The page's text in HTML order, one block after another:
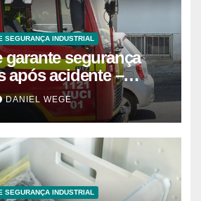
SEGURANÇA INDUSTRIAL
garante segurança
após acidente –
DANIEL WEGE
SEGURANÇA INDUSTRIAL